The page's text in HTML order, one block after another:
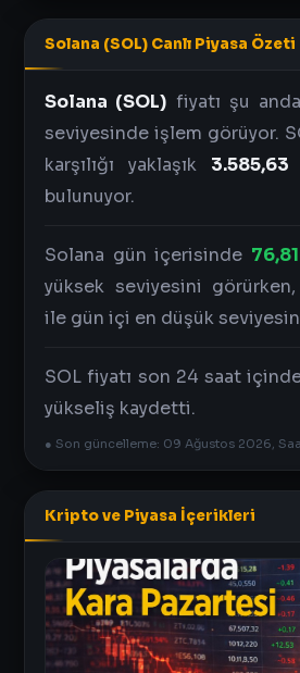
Solana (SOL) Canlı Piyasa Özeti
Solana (SOL) fiyatı şu anda
seviyesinde işlem görüyor.
karşılığı yaklaşık 3.585,63
bulunuyor.
Solana gün içerisinde
yüksek seviyesini görürken,
ile gün içi en düşük
SOL fiyatı son 24 saat
yükseliş kaydetti.
● Son güncelleme: 09 Ağustos 2026,
Kripto ve Piyasa İçerikleri